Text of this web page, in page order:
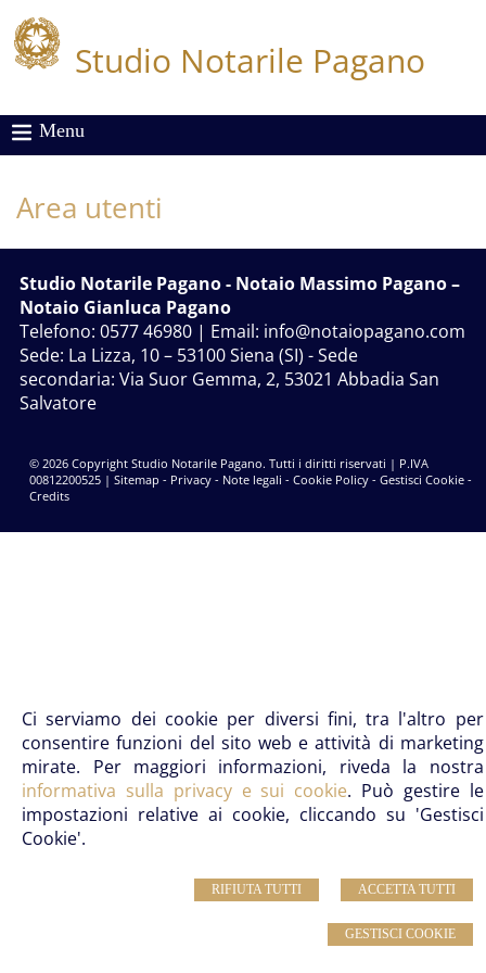
Ci serviamo dei cookie per diversi fini, tra l'altro per
consentire funzioni del sito web e attività di marketing
mirate. Per maggiori informazioni, riveda la nostra
informativa sulla privacy e sui cookie. Può gestire le
impostazioni relative ai cookie, cliccando su 'Gestisci
Cookie'.
ACCETTA TUTTI
RIFIUTA TUTTI
GESTISCI COOKIE
Studio Notarile Pagano
Menu
Area utenti
Studio Notarile Pagano- Notaio Massimo Pagano –
Notaio Gianluca Pagano
Telefono: 0577 46980 | Email: info@notaiopagano.com
Sede: La Lizza, 10 – 53100 Siena (SI) - Sede
secondaria: Via Suor Gemma, 2, 53021 Abbadia San
Salvatore
© 2026 Copyright Studio Notarile Pagano. Tutti i diritti riservati | P.IVA
00812200525 | Sitemap - Privacy- Note legali - Cookie Policy- Gestisci Cookie-
Credits